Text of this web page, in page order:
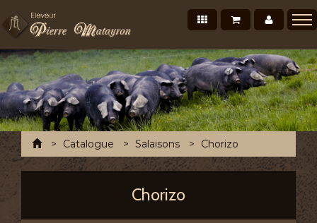
Mon
Mon panier
Nos produits
Présentation
Points de vente Professionnels
Recettes et conseils
Photos/Vidéos
Salons et évènements
AccueilCatalogue Salaisons Chorizo
Chorizo